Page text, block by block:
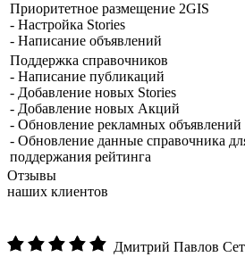
Приоритетное размещение 2GIS
- Настройка Stories
- Написание объявлений
Поддержка справочников
- Написание публикаций
- Добавление новых Stories
- Добавление новых Акций
- Обновление рекламных объявлений
- Обновление данные справочника
поддержания рейтинга
Отзывы
наших клиентов
Дмитрий Павлов